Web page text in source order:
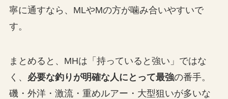
寧に通すなら、MLやMの方が噛み合いやすいで
す。
まとめると、MHは「持っていると強い」ではな
く、 必要な釣りが明確な人にとって最強の番手。
磯・外洋・激流・重めルアー・大型狙いが多いな